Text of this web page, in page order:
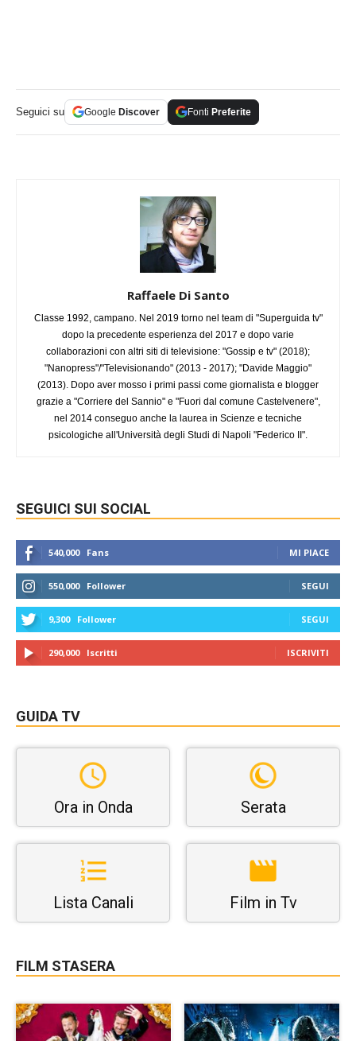
Seguici su Google Discover Fonti Preferite
Raffaele Di Santo
Classe 1992, campano. Nel 2019 torno nel team di "Superguida tv"
dopo la precedente esperienza del 2017 e dopo varie
collaborazioni con altri siti di televisione: "Gossip e tv" (2018);
"Nanopress"/"Televisionando" (2013 - 2017); "Davide Maggio"
(2013). Dopo aver mosso i primi passi come giornalista e blogger
grazie a "Corriere del Sannio" e "Fuori dal comune Castelvenere",
nel 2014 conseguo anche la laurea in Scienze e tecniche
psicologiche all'Università degli Studi di Napoli "Federico II".
SEGUICI SUI SOCIAL
540,000 Fans MI PIACE
550,000 Follower SEGUI
9,300 Follower SEGUI
290,000 Iscritti ISCRIVITI
GUIDA TV
Ora in Onda Serata
Lista Canali Film in Tv
FILM STASERA